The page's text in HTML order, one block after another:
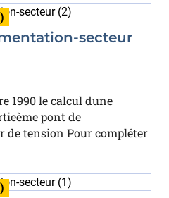
secteur
1990 le calcul dune
pont de
de tension Pour compléter